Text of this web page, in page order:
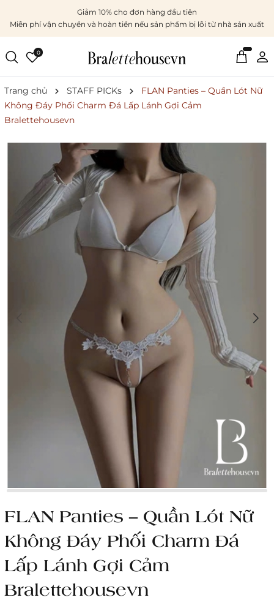
Giảm 10% cho đơn hàng đầu tiên
Miễn phí vận chuyển và hoàn tiền nếu sản phẩm bị lỗi từ nhà sản xuất
0
Trang chủ STAFF PICKs
FLAN Panties – Quần Lót Nữ
Không Đáy Phối Charm Đá Lấp Lánh Gợi Cảm
Bralettehousevn
FLAN Panties – Quần Lót Nữ
Không Đáy Phối Charm Đá
Lấp Lánh Gợi Cảm
Bralettehousevn